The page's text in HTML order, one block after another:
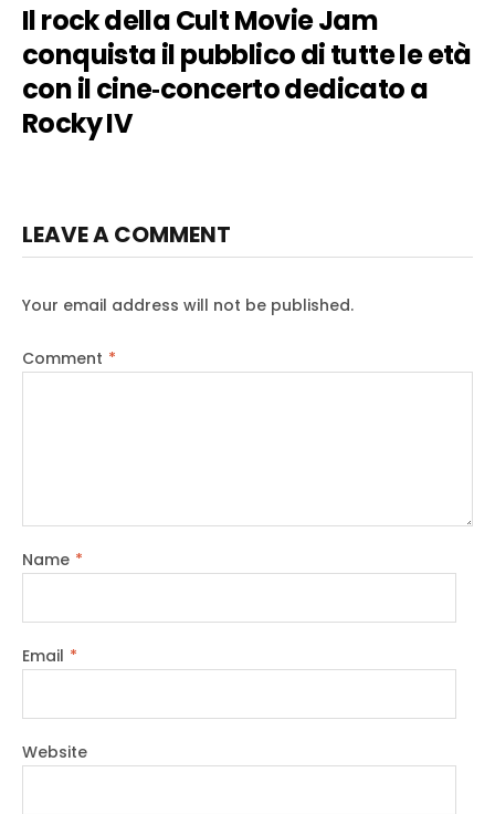
Il rock della Cult Movie Jam
conquista il pubblico di tutte le età
con il cine‑concerto dedicato a
Rocky IV
LEAVE A COMMENT
Your email address will not be published.
Comment *
Name *
Email *
Website